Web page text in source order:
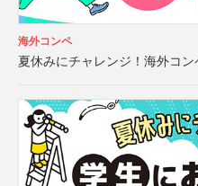
海外コンペ
夏休みにチャレンジ！海外コ